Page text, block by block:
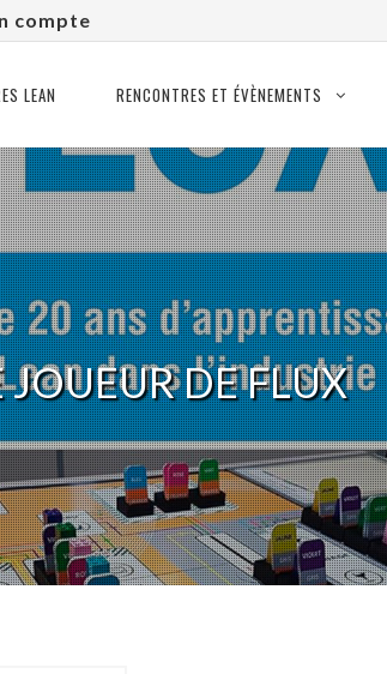
compte
LEAN RENCONTRES ET ÉVÈNEMENTS
JOUEUR DE FLUX